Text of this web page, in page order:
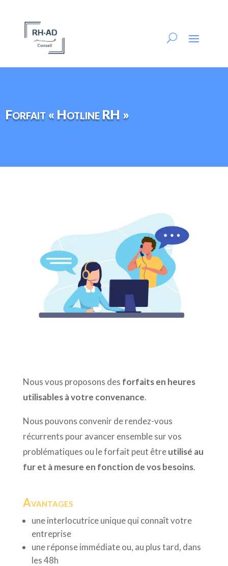
Forfait « Hotline RH »
Nous vous proposons des forfaits en heures
utilisables à votre convenance.
Nous pouvons convenir de rendez-vous
récurrents pour avancer ensemble sur vos
problématiques ou le forfait peut êtreutilisé au
fur et à mesure en fonction de vos besoins.
Avantages
une interlocutrice unique qui connaît votre
entreprise
une réponse immédiate ou, au plus tard, dans
les 48h